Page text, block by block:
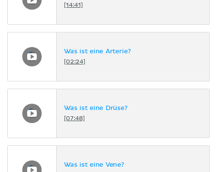
[14:41]
Was ist eine Arterie?
[02:24]
Was ist eine Drüse?
[07:48]
Was ist eine Vene?